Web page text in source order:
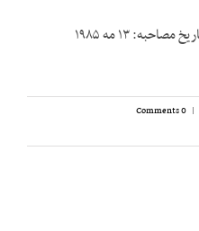
روایت‌کننده: آقای مصطفی لنکرانی تاریخ مصاحبه: ۱۳ مه ۱۹۸۵
|
0 Comments